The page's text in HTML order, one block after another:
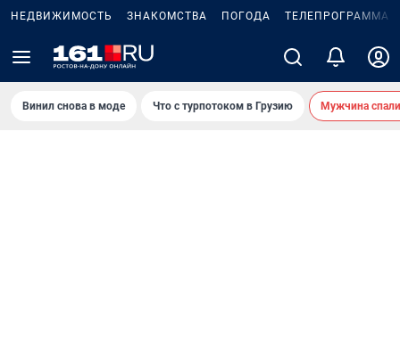
НЕДВИЖИМОСТЬ ЗНАКОМСТВА ПОГОДА ТЕЛЕПРОГРАММА
Винил снова в моде Что с турпотоком в Грузию Мужчина